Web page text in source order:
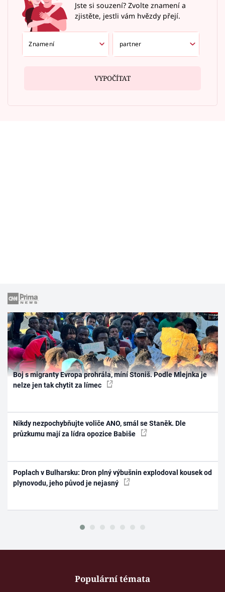
Jste si souzení? Zvolte znamení a
zjistěte, jestli vám hvězdy přejí.
VYPOČÍTAT
Boj s migranty Evropa prohrála, míní Stoniš. Podle Mlejnka je
nelze jen tak chytit za límec
Nikdy nezpochybňujte voliče ANO, smál se Staněk. Dle
průzkumu mají za lídra opozice Babiše
Poplach v Bulharsku: Dron plný výbušnin explodoval kousek od
plynovodu, jeho původ je nejasný
Populární témata